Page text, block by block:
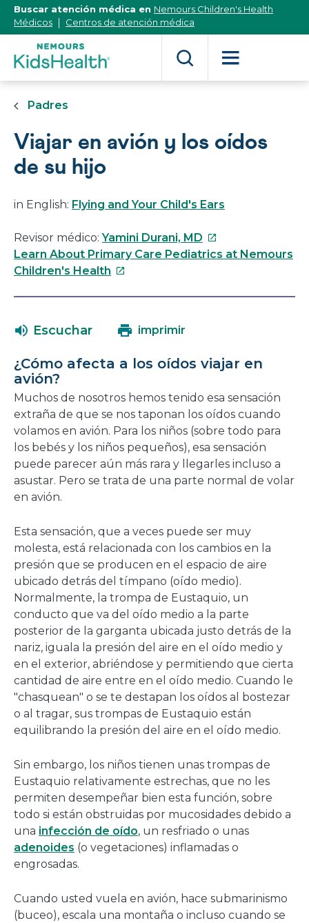
[Skip
Content]
Buscar atención médica en Nemours Children's Health
Médicos
Centros de atención médica
Padres
Viajar en avión y los oídos
de su hijo
in English: Flying and Your Child's Ears
Revisor médico:Yamini Durani, MD Este
enlace
Learn About Primary Care Pediatrics at Nemours
Children's Health Este
en
nueva
Escuchar imprimir
¿Cómo afecta a los oídos viajar en
avión?
Muchos de nosotros hemos tenido esa sensación
extraña de que se nos taponan los oídos cuando
volamos en avión. Para los niños (sobre todo para
los bebés y los niños pequeños), esa sensación
puede parecer aún más rara y llegarles incluso a
asustar. Pero se trata de una parte normal de volar
en avión.
Esta sensación, que a veces puede ser muy
molesta, está relacionada con los cambios en la
presión que se producen en el espacio de aire
ubicado detrás del tímpano (oído medio).
Normalmente, la trompa de Eustaquio, un
conducto que va del oído medio a la parte
posterior de la garganta ubicada justo detrás de la
nariz, iguala la presión del aire en el oído medio y
en el exterior, abriéndose y permitiendo que cierta
cantidad de aire entre en el oído medio. Cuando le
"chasquean" o se te destapan los oídos al bostezar
o al tragar, sus trompas de Eustaquio están
equilibrando la presión del aire en el oído medio.
Sin embargo, los niños tienen unas trompas de
Eustaquio relativamente estrechas, que no les
permiten desempeñar bien esta función, sobre
todo si están obstruidas por mucosidades debido a
una infección de oído, un resfriado o unas
adenoides (o vegetaciones) inflamadas o
engrosadas.
Cuando usted vuela en avión, hace submarinismo
(buceo), escala una montaña o incluso cuando se